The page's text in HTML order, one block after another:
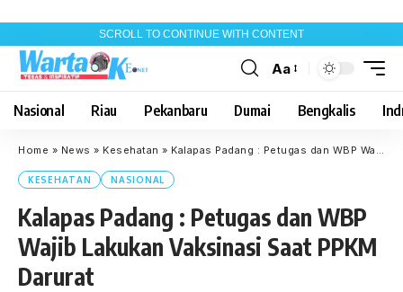
SCROLL TO CONTINUE WITH CONTENT
Font
Aa
Nasional Riau Pekanbaru Dumai Bengkalis
Home » News » Kesehatan » Kalapas Padang : Petugas dan WBP Wajib Lakukan Vaksinasi Saat PPKM Darurat
KESEHATAN NASIONAL
Kalapas Padang : Petugas dan WBP
Wajib Lakukan Vaksinasi Saat PPKM
Darurat